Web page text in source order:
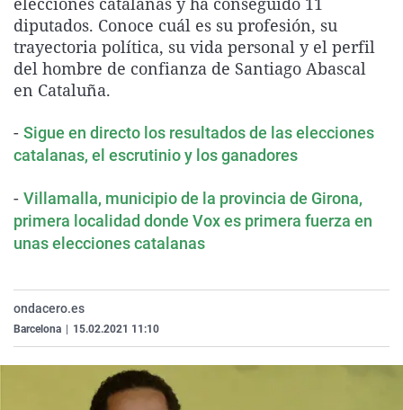
La rosa de los vientos
Gente viajera
Como el perro y el
Caso
Retornados
Equipo de
Extremadura
Galicia
La Rioja
País Vasco
Virales
Televisión
Elecciones
diputados. Conoce cuál es su profesión, su
trayectoria política, su vida personal y el perfil
del hombre de confianza de Santiago Abascal
en Cataluña.
- Sigue en directo los resultados de las elecciones
catalanas, el escrutinio y los ganadores
- Villamalla, municipio de la provincia de Girona,
primera localidad donde Vox es primera fuerza en
unas elecciones catalanas
ondacero.es
Barcelona 15.02.2021 11:10